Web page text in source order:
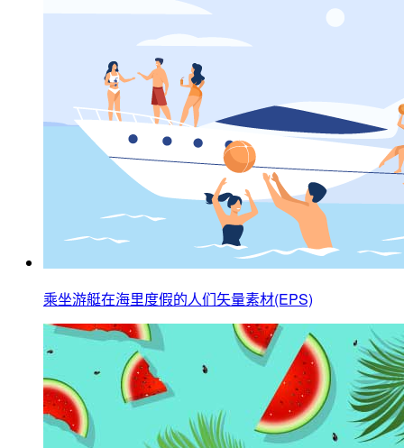
乘坐游艇在海里度假的人们矢量素材(EPS)